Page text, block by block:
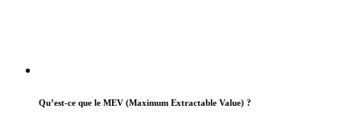
Qu’est-ce que le MEV (Maximum Extractable Value) ?